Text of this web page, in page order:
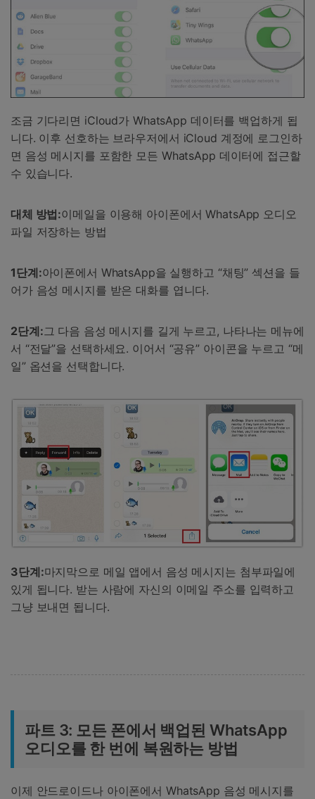
조금 기다리면 iCloud가 WhatsApp 데이터를 백업하게 됩
니다. 이후 선호하는 브라우저에서 iCloud 계정에 로그인하
면 음성 메시지를 포함한 모든 WhatsApp 데이터에 접근할
수 있습니다.
대체 방법:이메일을 이용해 아이폰에서 WhatsApp 오디오
파일 저장하는 방법
1단계:아이폰에서 WhatsApp을 실행하고 “채팅” 섹션을 들
어가 음성 메시지를 받은 대화를 엽니다.
2단계:그 다음 음성 메시지를 길게 누르고, 나타나는 메뉴에
서 “전달”을 선택하세요. 이어서 “공유” 아이콘을 누르고 “메
일” 옵션을 선택합니다.
3단계:마지막으로 메일 앱에서 음성 메시지는 첨부파일에
있게 됩니다. 받는 사람에 자신의 이메일 주소를 입력하고
그냥 보내면 됩니다.
파트 3: 모든 폰에서 백업된 WhatsApp
오디오를 한 번에 복원하는 방법
이제 안드로이드나 아이폰에서 WhatsApp 음성 메시지를